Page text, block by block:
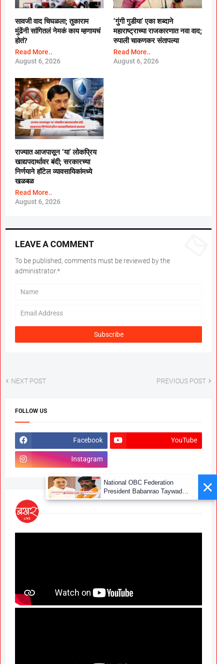
सावजी वाद चिघळला; तुकाराम
मुंढेंनी सांगितलं नेमकं काय म्हणायचं
होतं?
Read More..
August 6, 2026
‘गुंगी गुडीया’ एका शब्दाने
महाराष्ट्राच्या राजकारणात नवा वाद;
रुपाली चाकणकर संतापल्या
Read More..
August 6, 2026
राज्यात आजपासून ‘या’ लोकप्रिय
खाद्यपदार्थावर बंदी; सरकारच्या
निर्णयाने हॉटेल व्यावसायिकांमध्ये
खळबळ
Read More..
August 6, 2026
LEAVE A COMMENT
To be published, comments must be reviewed by the
administrator.*
NEXT POST PREVIOUS POST
FOLLOW US
Facebook YouTube
Instagram
×
National OBC Federation
President Babanrao Taywade
Claims Only 27 Kunbi